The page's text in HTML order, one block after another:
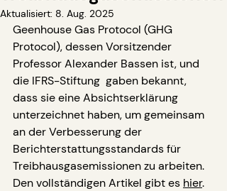
Aktualisiert: 8. Aug. 2025
Geenhouse Gas Protocol (GHG
Protocol), dessen Vorsitzender
Professor Alexander Bassen ist, und
die IFRS-Stiftung gaben bekannt,
dass sie eine Absichtserklärung
unterzeichnet haben, um gemeinsam
an der Verbesserung der
Berichterstattungsstandards für
Treibhausgasemissionen zu arbeiten.
Den vollständigen Artikel gibt es hier.